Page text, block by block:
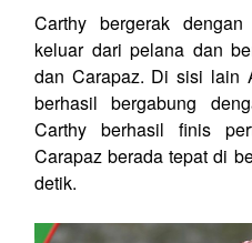
Carthy bergerak
keluar dari pelana dan
dan Carapaz. Di sisi lain
berhasil bergabung
Carthy berhasil finis
Carapaz berada tepat di
detik.